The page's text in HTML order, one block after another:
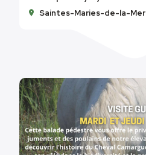
Saintes-Maries-de-la-Mer